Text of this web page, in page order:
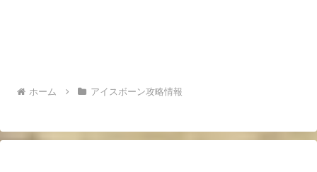
ホーム アイスボーン攻略情報